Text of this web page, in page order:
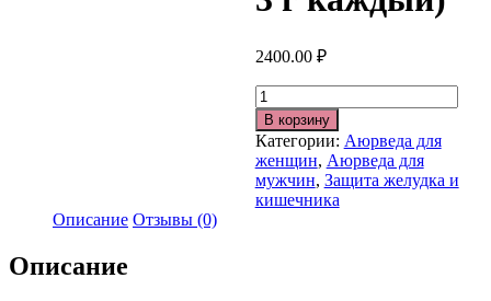
2400.00 ₽
Количество
В корзину
Категории: Аюрведа для
женщин, Аюрведа для
мужчин, Защита желудка и
кишечника
Описание Отзывы (0)
Описание